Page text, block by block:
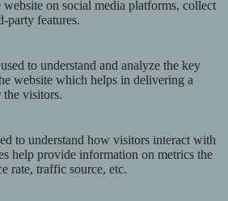
on social media platforms, collect
party features.
to understand and analyze the key
website which helps in delivering a
the visitors.
to understand how visitors interact with
help provide information on metrics the
rate, traffic source, etc.